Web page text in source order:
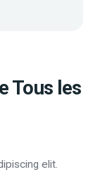
Tous les
elit.